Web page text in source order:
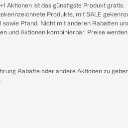
Aktionen ist das günstigste Produkt gratis.
Produkte, mit SALE
sowie Pfand. Nicht mit anderen Rabatten
und Aktionen kombinierbar. Preise
Rabatte oder andere Aktionen zu
.